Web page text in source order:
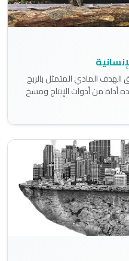
الهدف المادي المتمثل بالربح
أداة من أدوات الإنتاج ومسخ
الدولة وتقول كلمتها
والربح..